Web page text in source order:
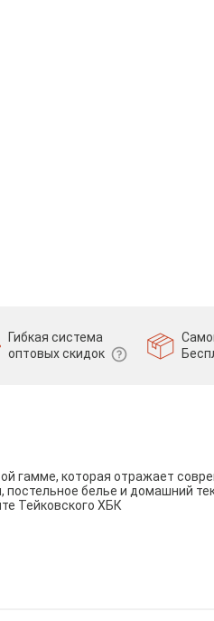
Гибкая система
оптовых скидок
гамме, которая отражает
постельное белье и домашний
Тейковского ХБК